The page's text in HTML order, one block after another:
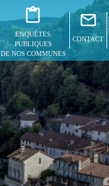
ENQUÊTES
PUBLIQUES
DE NOS COMMUNES
CONTACT